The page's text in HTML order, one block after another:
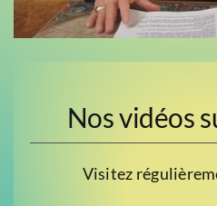
Nos vidéos
Visitez